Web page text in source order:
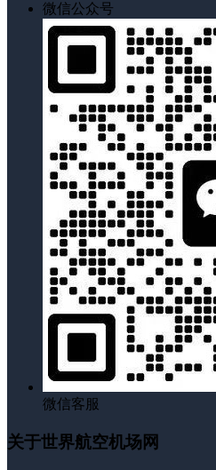
微信公众号
微信客服
关于世界航空机场网